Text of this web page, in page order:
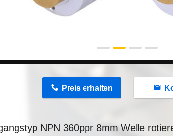
Preis erhalten
NPN 360ppr 8mm Welle